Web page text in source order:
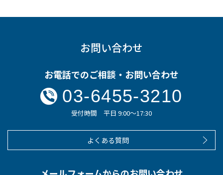
お問い合わせ
お電話でのご相談・お問い合わせ
03-6455-3210
受付時間 平日 9:00～17:30
よくある質問